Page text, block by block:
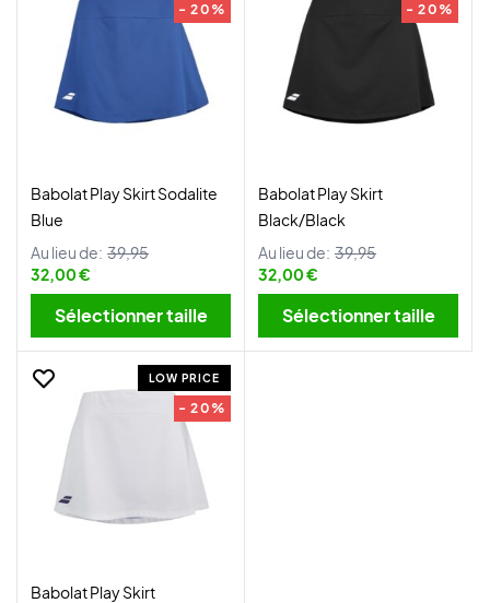
- 20%
Babolat Play Skirt Sodalite
Blue
Au lieu de: 39,95
32,00 €
Sélectionner taille
- 20%
Babolat Play Skirt
Black/Black
Au lieu de: 39,95
32,00 €
Sélectionner taille
LOW PRICE
- 20%
Babolat Play Skirt